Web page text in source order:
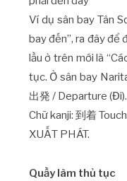
Ví dụ sân bay Tân
bay đến”, ra đây để
lầu ở trên mới là
tục. Ở sân bay
出発 / Departure (Đi).
Chữ kanji: 到着
XUẤT PHÁT.
Quầy làm thủ tục